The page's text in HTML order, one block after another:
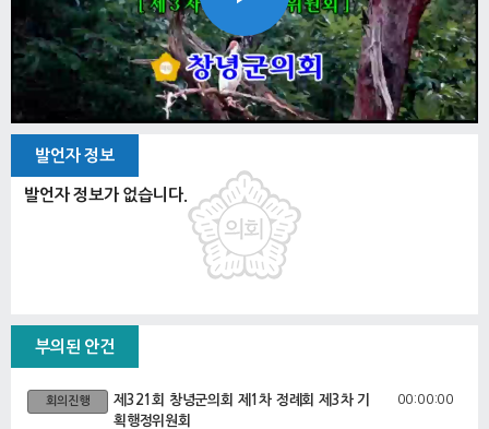
Play
Video
발언자 정보
발언자 정보가 없습니다.
부의된 안건
회의진행
제321회 창녕군의회 제1차 정례회 제3차 기
획행정위원회
00:00:00